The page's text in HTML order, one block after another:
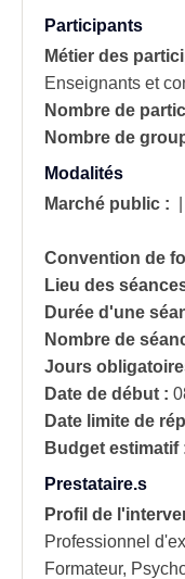
Participants
Métier des
Enseignants et
Nombre de
Nombre de
Modalités
Marché public :
Convention de
Lieu des
Durée d'une
Nombre de
Jours
Date de début :
Date limite de
Budget estimatif
Prestataire.s
Profil de
Professionnel
Formateur,